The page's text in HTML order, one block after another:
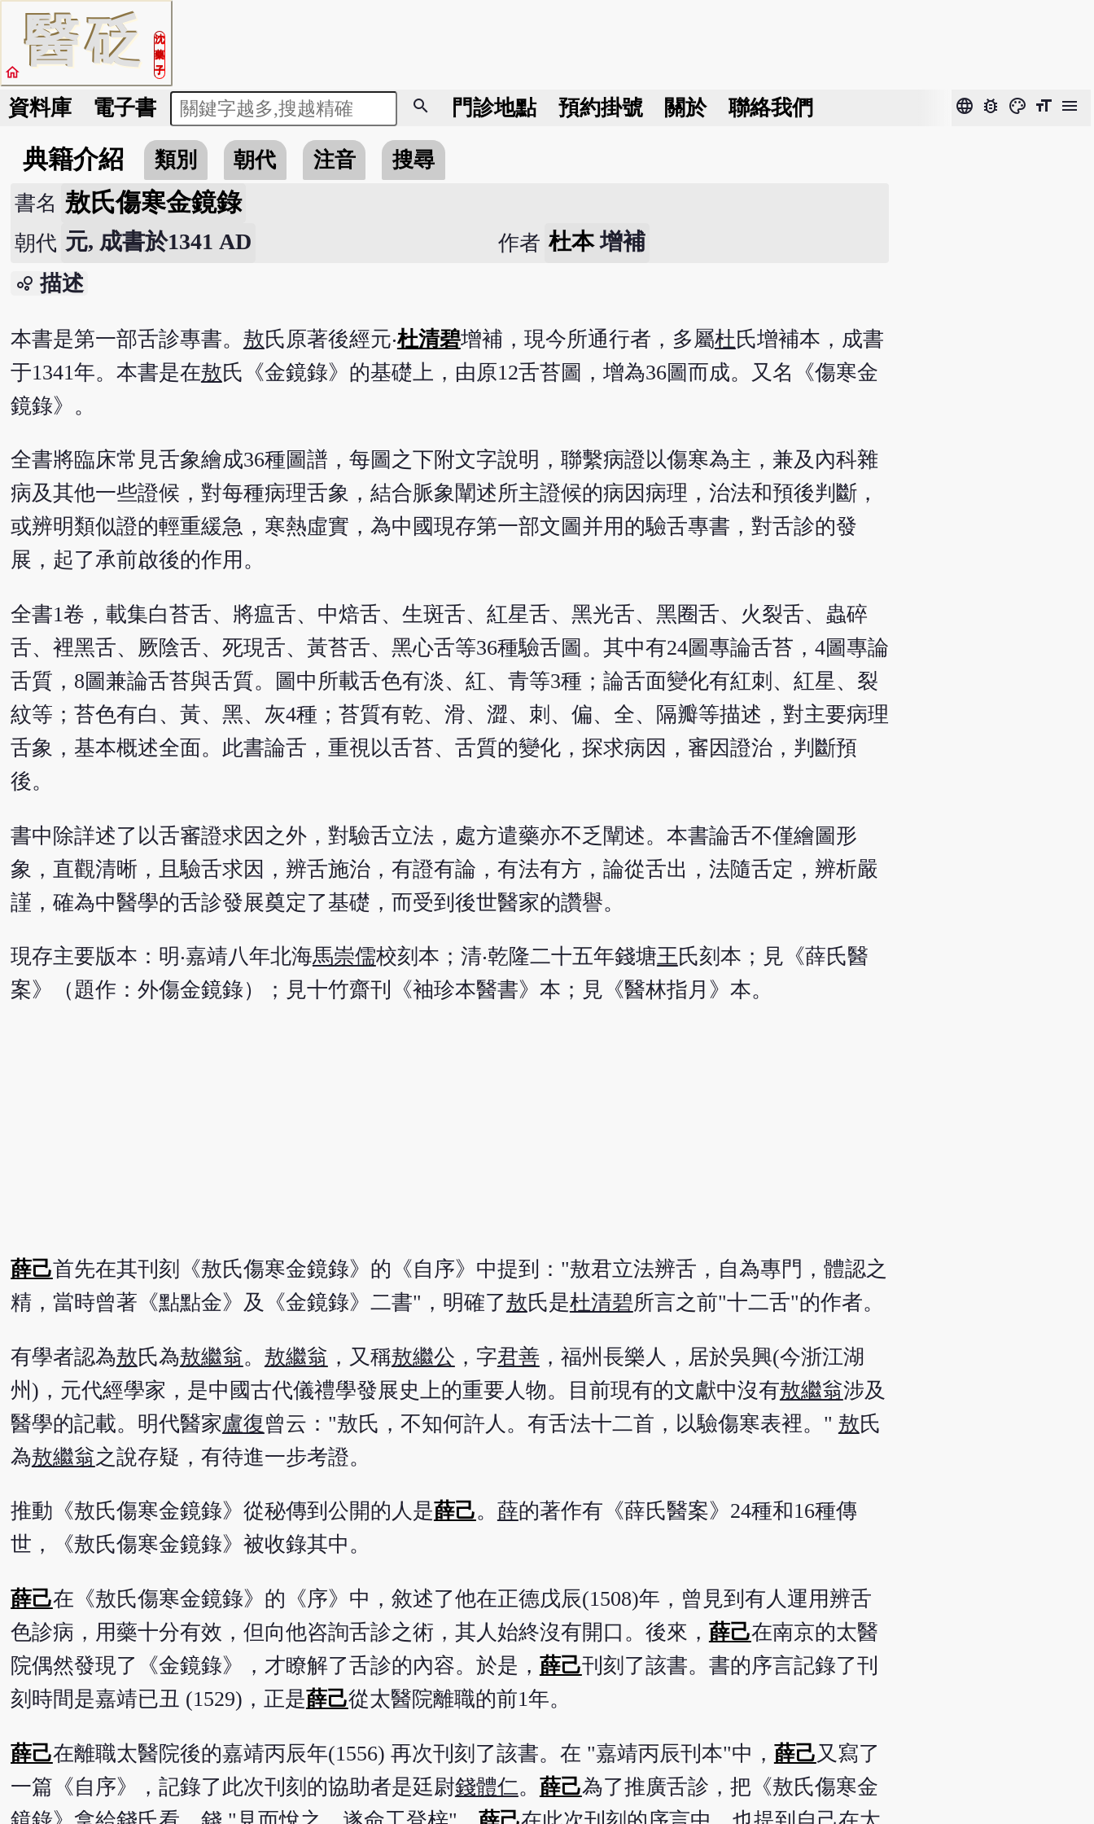
醫砭
沈
藥
子
home
資料庫 電子書 search 門診地點 預約掛號 關於 聯絡我們 language bug_report color_lens format_size menu
典籍介紹 類別 朝代 注音
搜尋
書名 敖氏傷寒金鏡錄
朝代 元, 成書於1341 AD 作者 杜本增補
bubble_chart 描述
本書是第一部舌診專書。 敖氏原著後經元‧杜清碧增補，現今所通行者，多屬杜氏增補本，成書
于1341年。本書是在敖氏《金鏡錄》的基礎上，由原12舌苔圖，增為36圖而成。又名《傷寒金
鏡錄》。
全書將臨床常見舌象繪成36種圖譜，每圖之下附文字說明，聯繫病證以傷寒為主，兼及內科雜
病及其他一些證候，對每種病理舌象，結合脈象闡述所主證候的病因病理，治法和預後判斷，
或辨明類似證的輕重緩急，寒熱虛實，為中國現存第一部文圖并用的驗舌專書，對舌診的發
展，起了承前啟後的作用。
全書1卷，載集白苔舌、將瘟舌、中焙舌、生斑舌、紅星舌、黑光舌、黑圈舌、火裂舌、蟲碎
舌、裡黑舌、厥陰舌、死現舌、黃苔舌、黑心舌等36種驗舌圖。其中有24圖專論舌苔，4圖專論
舌質，8圖兼論舌苔與舌質。圖中所載舌色有淡、紅、青等3種；論舌面變化有紅刺、紅星、裂
紋等；苔色有白、黃、黑、灰4種；苔質有乾、滑、澀、刺、偏、全、隔瓣等描述，對主要病理
舌象，基本概述全面。此書論舌，重視以舌苔、舌質的變化，探求病因，審因證治，判斷預
後。
書中除詳述了以舌審證求因之外，對驗舌立法，處方遣藥亦不乏闡述。本書論舌不僅繪圖形
象，直觀清晰，且驗舌求因，辨舌施治，有證有論，有法有方，論從舌出，法隨舌定，辨析嚴
謹，確為中醫學的舌診發展奠定了基礎，而受到後世醫家的讚譽。
現存主要版本：明‧嘉靖八年北海馬崇儒校刻本；清‧乾隆二十五年錢塘王氏刻本；見《薛氏醫
案》（題作：外傷金鏡錄）；見十竹齋刊《袖珍本醫書》本；見《醫林指月》本。
薛己首先在其刊刻《敖氏傷寒金鏡錄》的《自序》中提到："敖君立法辨舌，自為專門，體認之
精，當時曾著《點點金》及《金鏡錄》二書"，明確了敖氏是杜清碧所言之前"十二舌"的作者。
有學者認為敖氏為敖繼翁。 敖繼翁 ，又稱敖繼公 ，字君善 ，福州長樂人，居於吳興(今浙江湖
州)，元代經學家，是中國古代儀禮學發展史上的重要人物。目前現有的文獻中沒有敖繼翁涉及
醫學的記載。明代醫家盧復曾云："敖氏，不知何許人。有舌法十二首，以驗傷寒表裡。" 敖氏
為敖繼翁之說存疑，有待進一步考證。
推動《敖氏傷寒金鏡錄》從秘傳到公開的人是薛己。 薛的著作有《薛氏醫案》24種和16種傳
世，《敖氏傷寒金鏡錄》被收錄其中。
薛己在《敖氏傷寒金鏡錄》的《序》中，敘述了他在正德戊辰(1508)年，曾見到有人運用辨舌
色診病，用藥十分有效，但向他咨詢舌診之術，其人始終沒有開口。後來， 薛己在南京的太醫
院偶然發現了《金鏡錄》，才瞭解了舌診的內容。於是， 薛己刊刻了該書。書的序言記錄了刊
刻時間是嘉靖已丑 (1529)，正是薛己從太醫院離職的前1年。
薛己在離職太醫院後的嘉靖丙辰年(1556) 再次刊刻了該書。在 "嘉靖丙辰刊本"中， 薛己又寫了
一篇《自序》，記錄了此次刊刻的協助者是廷尉錢體仁。 薛己為了推廣舌診，把《敖氏傷寒金